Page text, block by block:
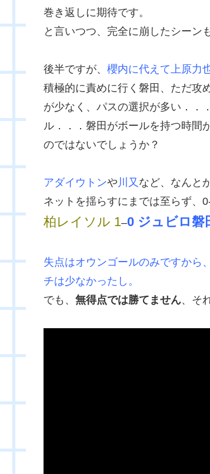
巻き返しに期待です。
と言いつつ、完全に崩したシーン
後半ですが、 櫻内に代えて上原力
積極的に責めに行く磐田、ただ攻
が少なく、パスの選択が多い．．
ル．．．磐田がボールを持つ時間
のではないでしょうか？
アダイウトンや 川又 など、なんと
ネットを揺らすにまでは至らず、
柏レイソル 1–0 ジュビロ磐
失点はオウンゴールのみですから
チは少なかったし。
でも、 無得点では勝てません、そ